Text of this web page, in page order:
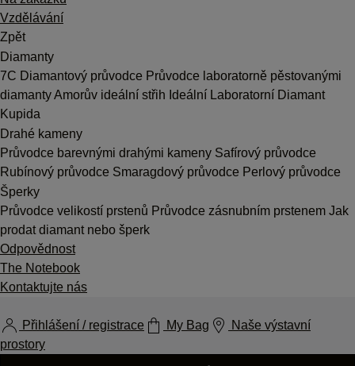
Vzdělávání
Zpět
Diamanty
7C Diamantový průvodce Průvodce laboratorně pěstovanými
diamantyAmorův ideální střih Ideální Laboratorní Diamant
Kupida
Drahé kameny
Průvodce barevnými drahými kameny Safírový průvodce
Rubínový průvodce Smaragdový průvodce Perlový průvodce
Šperky
Průvodce velikostí prstenů Průvodce zásnubním prstenem Jak
prodat diamant nebo šperk
Odpovědnost
The Notebook
Kontaktujte nás
Přihlášení / registrace My Bag
Naše výstavní
prostory